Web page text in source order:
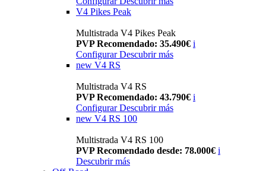
V4 Pikes Peak
Multistrada V4 Pikes Peak
PVP Recomendado: 35.490€ i
Configurar Descubrir más
new V4 RS
Multistrada V4 RS
PVP Recomendado: 43.790€ i
ConfigurarDescubrir más
new V4 RS 100
Multistrada V4 RS 100
PVP Recomendado desde: 78.000€ i
Descubrir más